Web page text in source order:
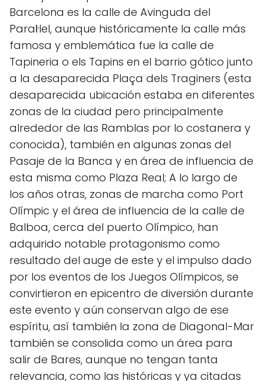
Barcelona es la calle de Avinguda del
Paraŀlel, aunque históricamente la calle más
famosa y emblemática fue la calle de
Tapineria o els Tapins en el barrio gótico junto
a la desaparecida Plaça dels Traginers (esta
desaparecida ubicación estaba en diferentes
zonas de la ciudad pero principalmente
alrededor de las Ramblas por lo costanera y
conocida), también en algunas zonas del
Pasaje de la Banca y en área de influencia de
esta misma como Plaza Real; A lo largo de
los años otras, zonas de marcha como Port
Olímpic y el área de influencia de la calle de
Balboa, cerca del puerto Olímpico, han
adquirido notable protagonismo como
resultado del auge de este y el impulso dado
por los eventos de los Juegos Olímpicos, se
convirtieron en epicentro de diversión durante
este evento y aún conservan algo de ese
espíritu, así también la zona de Diagonal-Mar
también se consolida como un área para
salir de Bares, aunque no tengan tanta
relevancia, como las históricas y ya citadas